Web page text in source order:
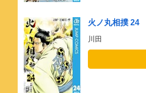
火ノ丸相撲 24
川田